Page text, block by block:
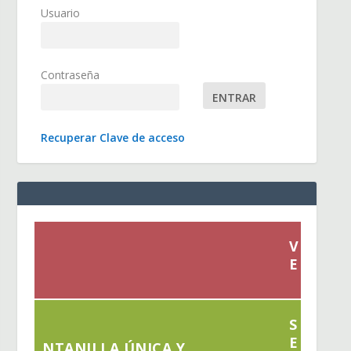
Usuario
Contraseña
Recuperar Clave de acceso
V
E
S
E